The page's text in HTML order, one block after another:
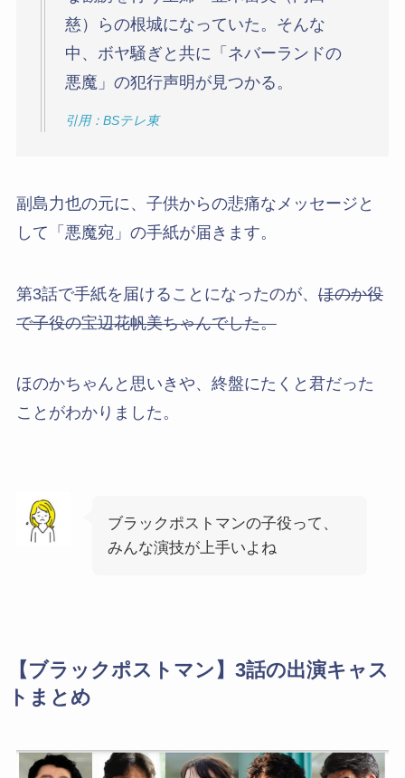
慈）らの根城になっていた。そんな
中、ボヤ騒ぎと共に「ネバーランドの
悪魔」の犯行声明が見つかる。
引用：BSテレ東
副島力也の元に、子供からの悲痛なメッセージと
して「悪魔宛」の手紙が届きます。
第3話で手紙を届けることになったのが、 ほのか役
で子役の宝辺花帆美ちゃんでした。
ほのかちゃんと思いきや、終盤にたくと君だった
ことがわかりました。
ブラックポストマンの子役って、
みんな演技が上手いよね
【ブラックポストマン】3話の出演キャス
トまとめ